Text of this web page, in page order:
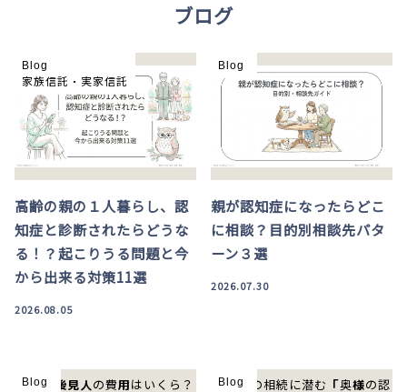
ブログ
高齢の親の１人暮らし、認
知症と診断されたらどうな
る！？起こりうる問題と今
から出来る対策11選
2026.08.05
Blog
家族信託・実家信託
親が認知症になったらどこ
に相談？目的別相談先パタ
ーン３選
2026.07.30
Blog
Blog Blog